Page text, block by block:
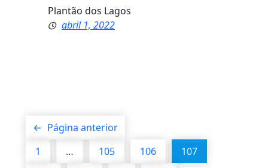
Plantão dos Lagos
abril 1, 2022
← Página anterior
1
… 105 106
107